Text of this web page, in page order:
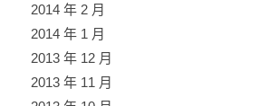
2014 年 2 月
2014 年 1 月
2013 年 12 月
2013 年 11 月